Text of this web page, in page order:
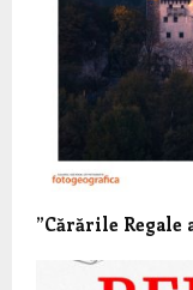
”Cărările